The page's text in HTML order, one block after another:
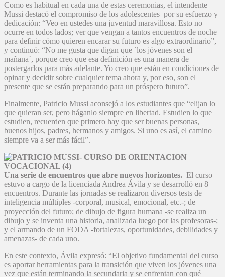
Como es habitual en cada una de estas ceremonias, el intendente
Mussi destacó el compromiso de los adolescentes por su esfuerzo y
dedicación: “Veo en ustedes una juventud maravillosa. Esto no
ocurre en todos lados; ver que vengan a tantos encuentros de noche
para definir cómo quieren encarar su futuro es algo extraordinario”,
y continuó: “No me gusta que digan que `los jóvenes son el
mañana`, porque creo que esa definición es una manera de
postergarlos para más adelante. Yo creo que están en condiciones de
opinar y decidir sobre cualquier tema ahora y, por eso, son el
presente que se están preparando para un próspero futuro”.
Finalmente, Patricio Mussi aconsejó a los estudiantes que “elijan lo
que quieran ser, pero háganlo siempre en libertad. Estudien lo que
estudien, recuerden que primero hay que ser buenas personas,
buenos hijos, padres, hermanos y amigos. Si uno es así, el camino
siempre va a ser más fácil”.
Una serie de encuentros que abre nuevos horizontes. El curso
estuvo a cargo de la licenciada Andrea Ávila y se desarrolló en 8
encuentros. Durante las jornadas se realizaron diversos tests de
inteligencia múltiples -corporal, musical, emocional, etc.-; de
proyección del futuro; de dibujo de figura humana -se realiza un
dibujo y se inventa una historia, analizada luego por las profesoras-;
y el armando de un FODA -fortalezas, oportunidades, debilidades y
amenazas- de cada uno.
En este contexto, Ávila expresó: “El objetivo fundamental del curso
es aportar herramientas para la transición que viven los jóvenes una
vez que están terminando la secundaria y se enfrentan con qué